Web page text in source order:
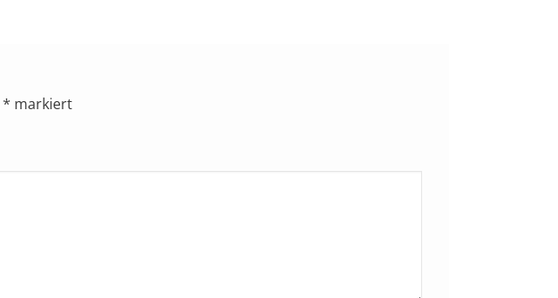
* markiert